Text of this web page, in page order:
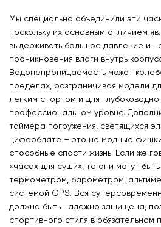
Мы специально объединили эти
поскольку их основным отличием
выдерживать большое давление и
проникновения влаги внутрь
Водонепроницаемость может
пределах, разграничивая модели
легким спортом и для
профессиональном уровне.
таймера погружения, светящихся
циферблате – это не модные
способные спасти жизнь. Если же
«часах для суши», то они могут
термометром, барометром,
системой GPS. Вся
должна быть надежно защищена,
спортивного стиля в